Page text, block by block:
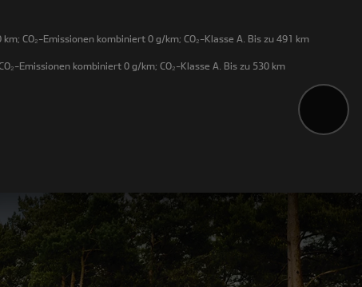
CO₂-Emissionen kombiniert 0 g/km; CO₂-Klasse A. Bis zu 491 km
Emissionen kombiniert 0 g/km; CO₂-Klasse A. Bis zu 530 km